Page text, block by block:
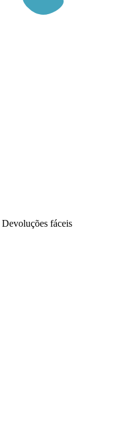
Devoluções fáceis